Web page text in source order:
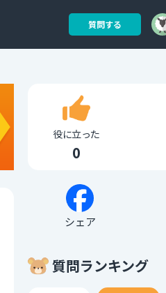
質問する
役に立った
0
シェア
質問ランキング